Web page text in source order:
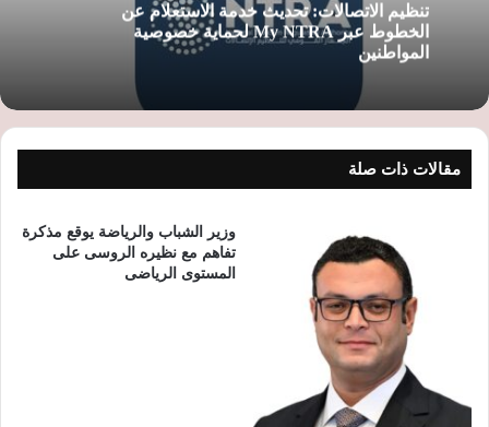
تنظيم الاتصالات: تحديث خدمة الاستعلام عن
الخطوط عبر My NTRA لحماية خصوصية
المواطنين
مقالات ذات صلة
وزير الشباب والرياضة يوقع مذكرة
تفاهم مع نظيره الروسى على
المستوى الرياضى